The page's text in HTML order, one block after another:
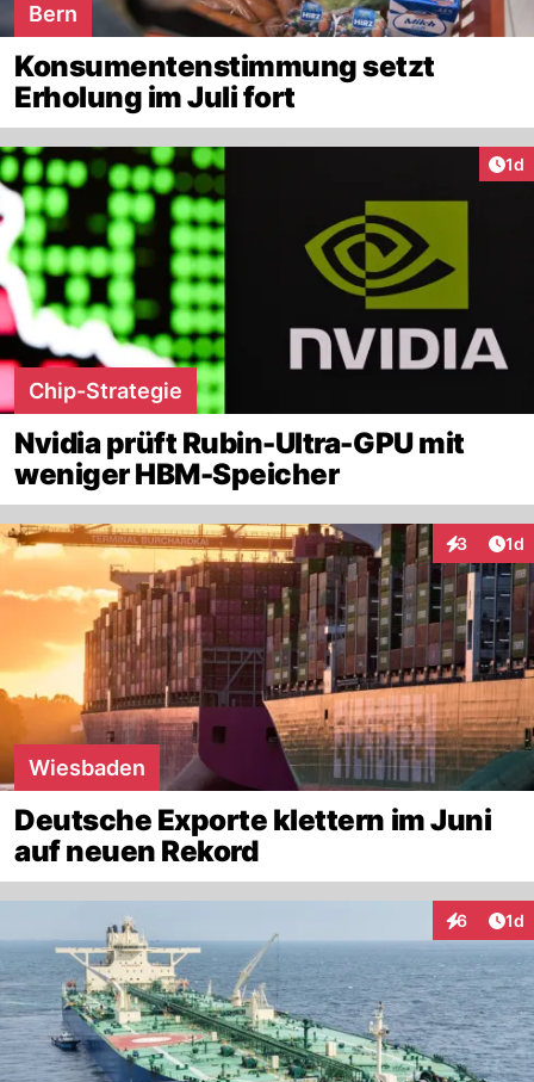
Bern
Konsumentenstimmung setzt
Erholung im Juli fort
1d
Chip-Strategie
Nvidia prüft Rubin-Ultra-GPU mit
weniger HBM-Speicher
3 1d
Wiesbaden
Deutsche Exporte klettern im Juni
auf neuen Rekord
6 1d